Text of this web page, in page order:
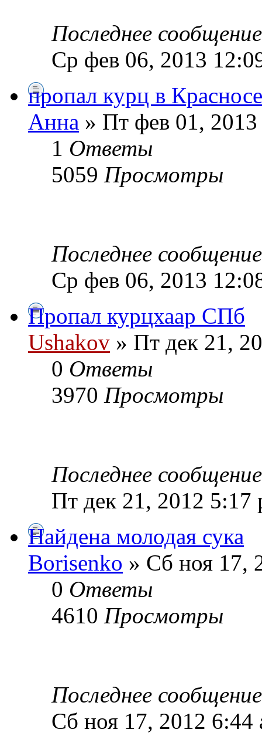
Последнее
Ср фев 06, 2013
пропал курц в
Анна » Пт фев 01,
1 Ответы
5059 Просмотры
Последнее
Ср фев 06, 2013
Пропал курцхаар СПб
Ushakov » Пт дек 21,
0 Ответы
3970 Просмотры
Последнее
Пт дек 21, 2012 5:17
Найдена молодая сука
Borisenko » Сб ноя 17,
0 Ответы
4610 Просмотры
Последнее
Сб ноя 17, 2012 6:44